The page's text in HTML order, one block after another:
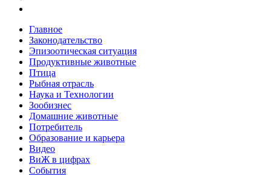
Главное
Законодательство
Эпизоотическая ситуация
Продуктивные животные
Птица
Рыбная отрасль
Наука и Технологии
Зообизнес
Домашние животные
Потребитель
Образование и карьера
Видео
ВиЖ в цифрах
События